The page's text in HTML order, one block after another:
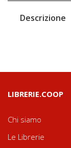
Descrizione
LIBRERIE.COOP
Chi siamo
Le Librerie